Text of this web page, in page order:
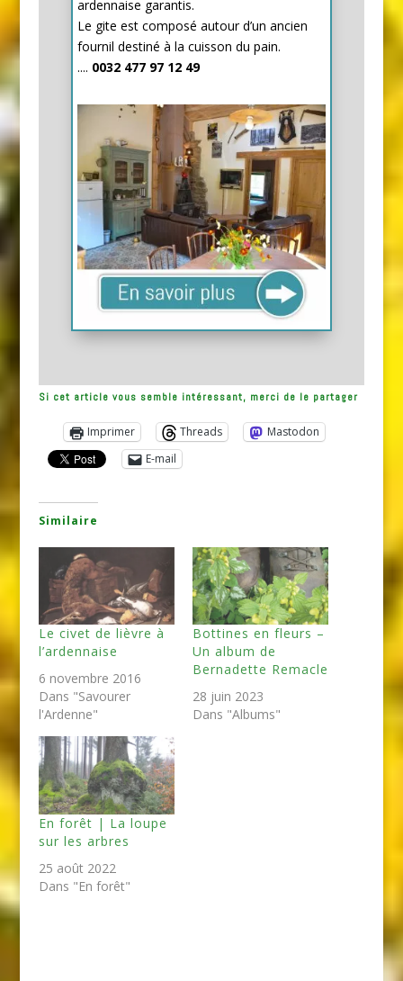
ardennaise garantis.
Le gite est composé autour d’un ancien
fournil destiné à la cuisson du pain.
.... 0032 477 97 12 49
Si cet article vous semble intéressant, merci de le partager
Imprimer Threads
Mastodon
E-mail
Similaire
Le civet de lièvre à
l’ardennaise
6 novembre 2016
Dans "Savourer
l'Ardenne"
Bottines en fleurs –
Un album de
Bernadette Remacle
28 juin 2023
Dans "Albums"
En forêt | La loupe
sur les arbres
25 août 2022
Dans "En forêt"